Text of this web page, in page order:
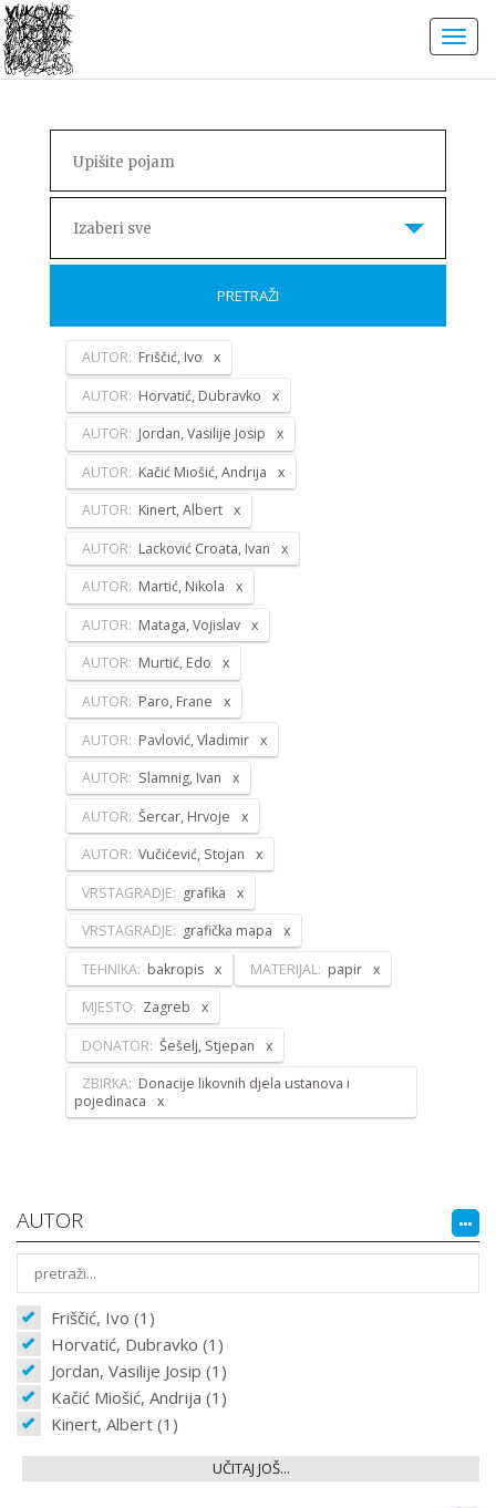
Izaberi sve
PRETRAŽI
AUTOR: Friščić, Ivo
AUTOR: Horvatić, Dubravko
AUTOR: Jordan, Vasilije Josip
AUTOR: Kačić Miošić, Andrija
AUTOR: Kinert, Albert
AUTOR: Lacković Croata, Ivan
AUTOR: Martić, Nikola
AUTOR: Mataga, Vojislav
AUTOR: Murtić, Edo
AUTOR: Paro, Frane
AUTOR: Pavlović, Vladimir
AUTOR: Slamnig, Ivan
AUTOR: Šercar, Hrvoje
AUTOR: Vučićević, Stojan
VRSTAGRADJE: grafika
VRSTAGRADJE: grafička mapa
TEHNIKA: bakropis MATERIJAL: papir
MJESTO: Zagreb
DONATOR: Šešelj, Stjepan
ZBIRKA: Donacije likovnih djela ustanova i
pojedinaca
AUTOR
Friščić, Ivo (1)
Horvatić, Dubravko (1)
Jordan, Vasilije Josip (1)
Kačić Miošić, Andrija (1)
Kinert, Albert (1)
UČITAJ JOŠ...